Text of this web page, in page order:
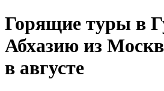
Горящие туры в
Абхазию из
в августе